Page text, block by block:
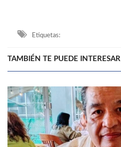
Etiquetas:
TAMBIÉN TE PUEDE INTERESAR